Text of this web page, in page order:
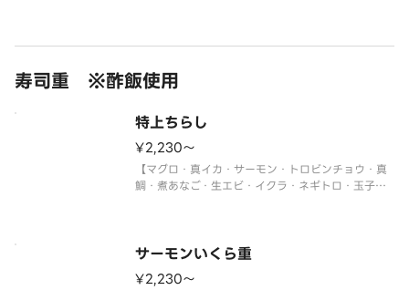
寿司重 ※酢飯使用
特上ちらし
¥2,230〜
【マグロ・真イカ・サーモン・トロビンチョウ・真
鯛・煮あなご・生エビ・イクラ・ネギトロ・玉子・
サーモンいくら重
¥2,230〜